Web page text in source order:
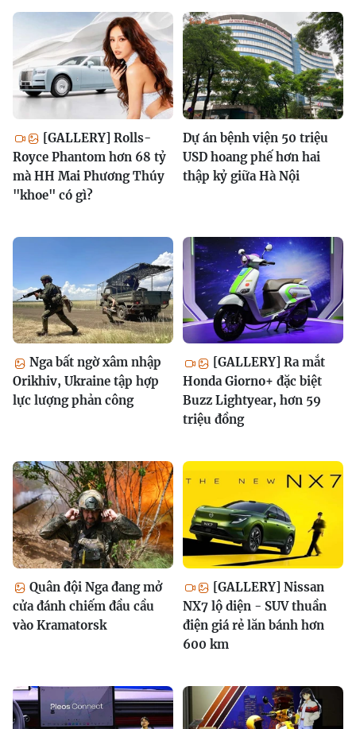
[GALLERY] Rolls-
Royce Phantom hơn 68 tỷ
mà HH Mai Phương Thúy
"khoe" có gì?
Dự án bệnh viện 50 triệu
USD hoang phế hơn hai
thập kỷ giữa Hà Nội
Nga bất ngờ xâm nhập
Orikhiv, Ukraine tập hợp
lực lượng phản công
[GALLERY] Ra mắt
Honda Giorno+ đặc biệt
Buzz Lightyear, hơn 59
triệu đồng
Quân đội Nga đang mở
cửa đánh chiếm đầu cầu
vào Kramatorsk
[GALLERY] Nissan
NX7 lộ diện - SUV thuần
điện giá rẻ lăn bánh hơn
600 km